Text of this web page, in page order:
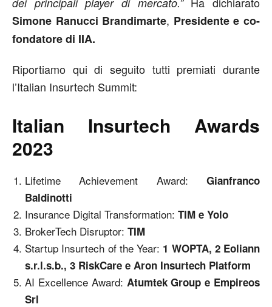
Simone Ranucci Brandimarte, Presidente e co-
fondatore di IIA.
Riportiamo qui di seguito tutti premiati durante
l’Italian Insurtech Summit:
Italian Insurtech Awards
2023
Lifetime Achievement Award: Gianfranco
Baldinotti
Insurance Digital Transformation: TIM e Yolo
BrokerTech Disruptor: TIM
Startup Insurtech of the Year: 1 WOPTA, 2 Eoliann
s.r.l.s.b., 3 RiskCare e Aron Insurtech Platform
AI Excellence Award: Atumtek Group e Empireos
Srl